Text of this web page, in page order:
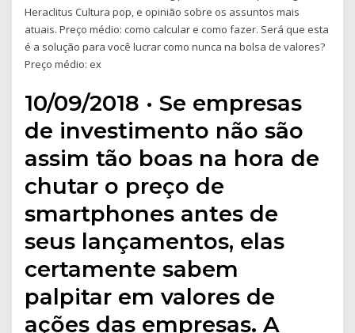
Heraclitus Cultura pop, e opinião sobre os assuntos mais
atuais. Preço médio: como calcular e como fazer. Será que esta
é a solução para você lucrar como nunca na bolsa de valores?
Preço médio: ex
10/09/2018 · Se empresas
de investimento não são
assim tão boas na hora de
chutar o preço de
smartphones antes de
seus lançamentos, elas
certamente sabem
palpitar em valores de
ações das empresas. A